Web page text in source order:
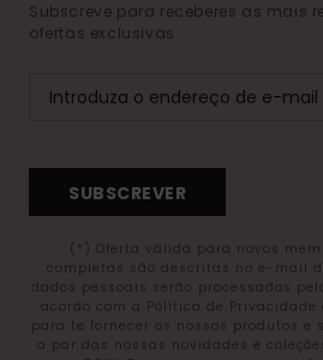
Subscreve para receberes as mais
ofertas exclusivas.
SUBSCREVER
(*) Oferta válida para novos
completas são descritas no e-mail
dados pessoais serão processados pela
acordo com a Política de Privacidade
para te fornecer os nossos produtos e
a par das nossas novidades e